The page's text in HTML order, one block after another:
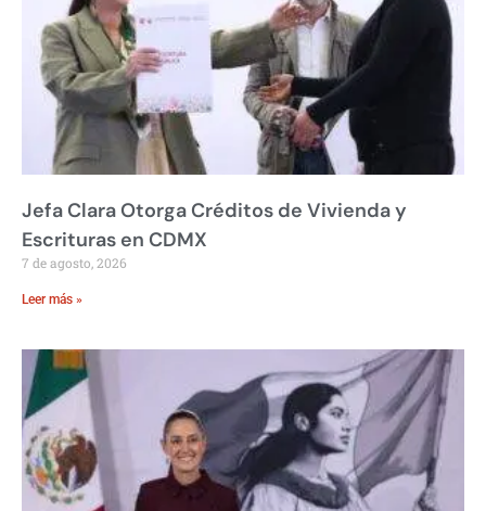
Jefa Clara Otorga Créditos de Vivienda y
Escrituras en CDMX
7 de agosto, 2026
Leer más »